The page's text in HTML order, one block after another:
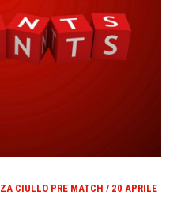
CIULLO PRE MATCH / 20 APRILE